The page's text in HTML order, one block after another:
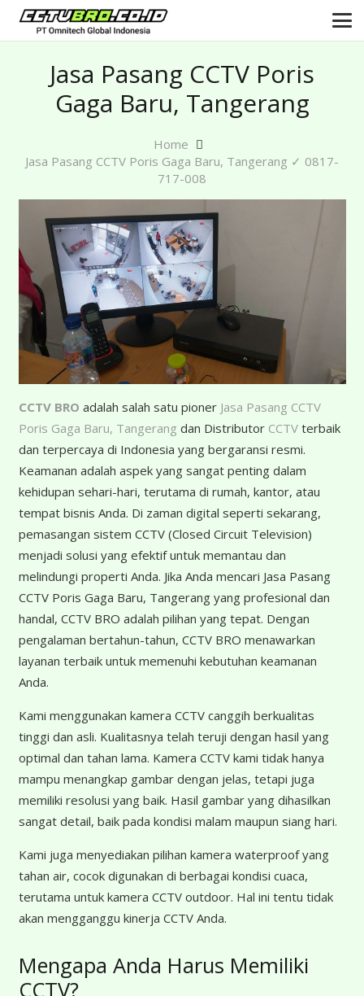
Jasa Pasang CCTV Poris
Gaga Baru, Tangerang
Home
Jasa Pasang CCTV Poris Gaga Baru, Tangerang ✓ 0817-
717-008
CCTV BRO adalah salah satu pioner Jasa Pasang CCTV
Poris Gaga Baru, Tangerang dan Distributor CCTVterbaik
dan terpercaya di Indonesia yang bergaransi resmi.
Keamanan adalah aspek yang sangat penting dalam
kehidupan sehari-hari, terutama di rumah, kantor, atau
tempat bisnis Anda. Di zaman digital seperti sekarang,
pemasangan sistem CCTV (Closed Circuit Television)
menjadi solusi yang efektif untuk memantau dan
melindungi properti Anda. Jika Anda mencari Jasa Pasang
CCTV Poris Gaga Baru, Tangerang yang profesional dan
handal, CCTV BRO adalah pilihan yang tepat. Dengan
pengalaman bertahun-tahun, CCTV BRO menawarkan
layanan terbaik untuk memenuhi kebutuhan keamanan
Anda.
Kami menggunakan kamera CCTV canggih berkualitas
tinggi dan asli. Kualitasnya telah teruji dengan hasil yang
optimal dan tahan lama. Kamera CCTV kami tidak hanya
mampu menangkap gambar dengan jelas, tetapi juga
memiliki resolusi yang baik. Hasil gambar yang dihasilkan
sangat detail, baik pada kondisi malam maupun siang hari.
Kami juga menyediakan pilihan kamera waterproof yang
tahan air, cocok digunakan di berbagai kondisi cuaca,
terutama untuk kamera CCTV outdoor. Hal ini tentu tidak
akan mengganggu kinerja CCTV Anda.
Mengapa Anda Harus Memiliki
CCTV?